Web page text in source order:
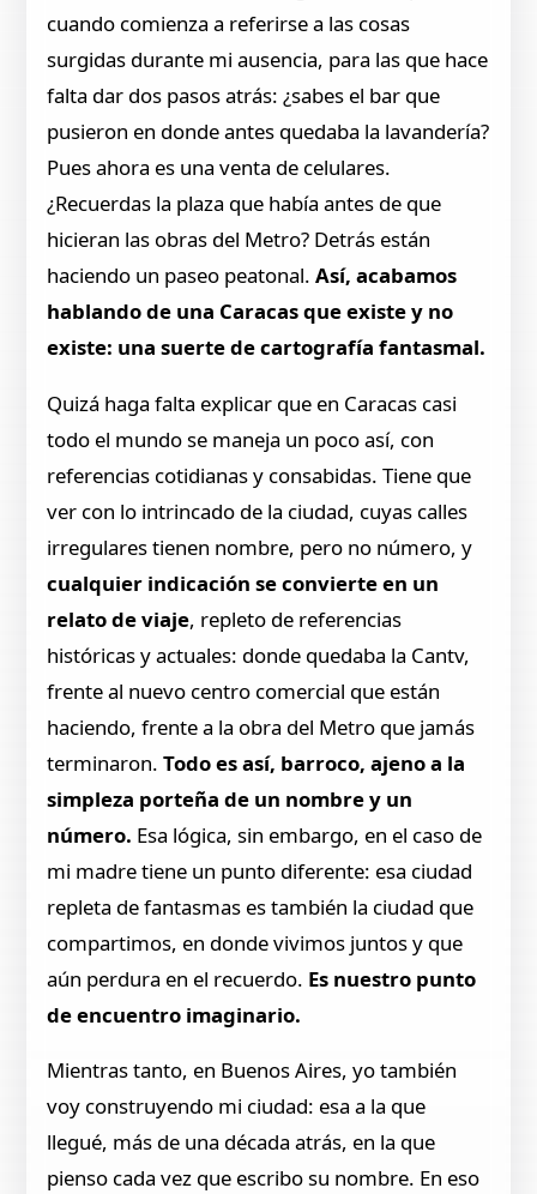
cuando comienza a referirse a las cosas
surgidas durante mi ausencia, para las que hace
falta dar dos pasos atrás: ¿sabes el bar que
pusieron en donde antes quedaba la lavandería?
Pues ahora es una venta de celulares.
¿Recuerdas la plaza que había antes de que
hicieran las obras del Metro? Detrás están
haciendo un paseo peatonal.Así, acabamos
hablando de una Caracas que existe y no
existe: una suerte de cartografía fantasmal.
Quizá haga falta explicar que en Caracas casi
todo el mundo se maneja un poco así, con
referencias cotidianas y consabidas. Tiene que
ver con lo intrincado de la ciudad, cuyas calles
irregulares tienen nombre, pero no número, y
cualquier indicación se convierte en un
relato de viaje, repleto de referencias
históricas y actuales: donde quedaba la Cantv,
frente al nuevo centro comercial que están
haciendo, frente a la obra del Metro que jamás
terminaron.Todo es así, barroco, ajeno a la
simpleza porteña de un nombre y un
número. Esa lógica, sin embargo, en el caso de
mi madre tiene un punto diferente: esa ciudad
repleta de fantasmas es también la ciudad que
compartimos, en donde vivimos juntos y que
aún perdura en el recuerdo. Es nuestro punto
de encuentro imaginario.
Mientras tanto, en Buenos Aires, yo también
voy construyendo mi ciudad: esa a la que
llegué, más de una década atrás, en la que
pienso cada vez que escribo su nombre. En eso